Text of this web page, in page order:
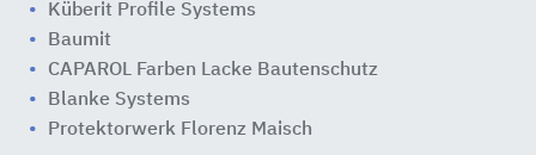
Küberit Profile Systems
Baumit
CAPAROL Farben Lacke Bautenschutz
Blanke Systems
Protektorwerk Florenz Maisch